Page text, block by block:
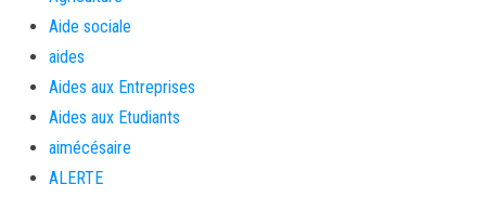
Aide sociale
aides
Aides aux Entreprises
Aides aux Etudiants
aimécésaire
ALERTE